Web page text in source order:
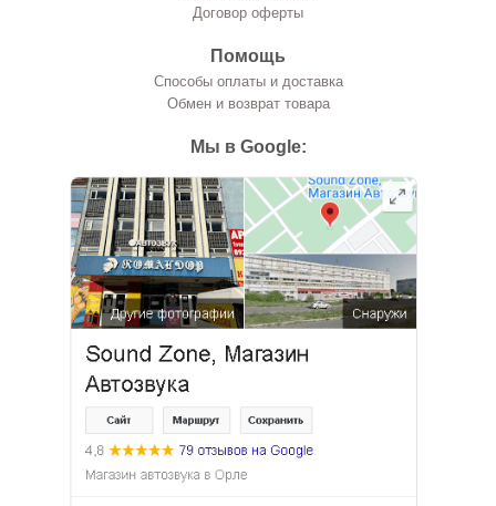
Договор оферты
Помощь
Способы оплаты и доставка
Обмен и возврат товара
Мы в Google: